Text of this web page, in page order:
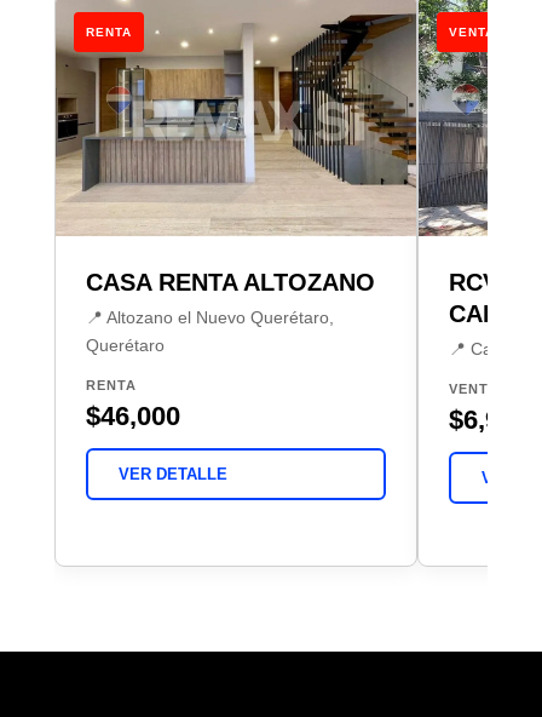
RENTA
CASA RENTA ALTOZANO
📍 Altozano el Nuevo Querétaro,
Querétaro
RENTA
$46,000
VER DETALLE
VENTA
RCV
📍
VENTA
VER